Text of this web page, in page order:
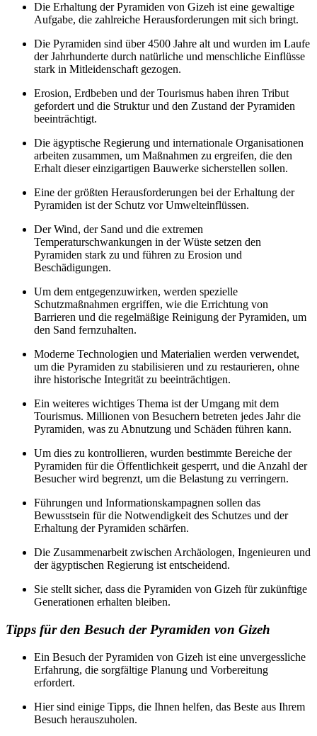
Die Erhaltung der Pyramiden von Gizeh ist eine gewaltige
Aufgabe, die zahlreiche Herausforderungen mit sich bringt.
Die Pyramiden sind über 4500 Jahre alt und wurden im Laufe
der Jahrhunderte durch natürliche und menschliche Einflüsse
stark in Mitleidenschaft gezogen.
Erosion, Erdbeben und der Tourismus haben ihren Tribut
gefordert und die Struktur und den Zustand der Pyramiden
beeinträchtigt.
Die ägyptische Regierung und internationale Organisationen
arbeiten zusammen, um Maßnahmen zu ergreifen, die den
Erhalt dieser einzigartigen Bauwerke sicherstellen sollen.
Eine der größten Herausforderungen bei der Erhaltung der
Pyramiden ist der Schutz vor Umwelteinflüssen.
Der Wind, der Sand und die extremen
Temperaturschwankungen in der Wüste setzen den
Pyramiden stark zu und führen zu Erosion und
Beschädigungen.
Um dem entgegenzuwirken, werden spezielle
Schutzmaßnahmen ergriffen, wie die Errichtung von
Barrieren und die regelmäßige Reinigung der Pyramiden, um
den Sand fernzuhalten.
Moderne Technologien und Materialien werden verwendet,
um die Pyramiden zu stabilisieren und zu restaurieren, ohne
ihre historische Integrität zu beeinträchtigen.
Ein weiteres wichtiges Thema ist der Umgang mit dem
Tourismus. Millionen von Besuchern betreten jedes Jahr die
Pyramiden, was zu Abnutzung und Schäden führen kann.
Um dies zu kontrollieren, wurden bestimmte Bereiche der
Pyramiden für die Öffentlichkeit gesperrt, und die Anzahl der
Besucher wird begrenzt, um die Belastung zu verringern.
Führungen und Informationskampagnen sollen das
Bewusstsein für die Notwendigkeit des Schutzes und der
Erhaltung der Pyramiden schärfen.
Die Zusammenarbeit zwischen Archäologen, Ingenieuren und
der ägyptischen Regierung ist entscheidend.
Sie stellt sicher, dass die Pyramiden von Gizeh für zukünftige
Generationen erhalten bleiben.
Tipps für den Besuch der Pyramiden von Gizeh
Ein Besuch der Pyramiden von Gizeh ist eine unvergessliche
Erfahrung, die sorgfältige Planung und Vorbereitung
erfordert.
Hier sind einige Tipps, die Ihnen helfen, das Beste aus Ihrem
Besuch herauszuholen.